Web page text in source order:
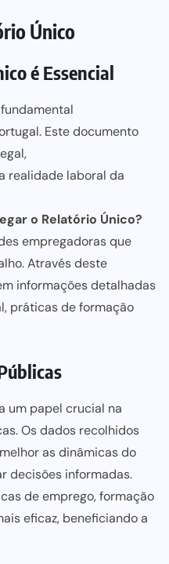
Único
é Essencial
Este documento
realidade laboral da
o Relatório Único?
empregadoras que
Através deste
informações detalhadas
práticas de formação
um papel crucial na
Os dados recolhidos
as dinâmicas do
decisões informadas.
de emprego, formação
eficaz, beneficiando a